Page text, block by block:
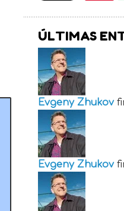
ÚLTIMAS
Evgeny Zhukov
Evgeny Zhukov